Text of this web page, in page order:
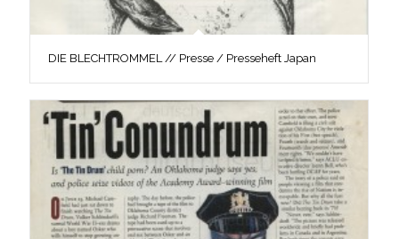
DIE BLECHTROMMEL // Presse / Presseheft Japan